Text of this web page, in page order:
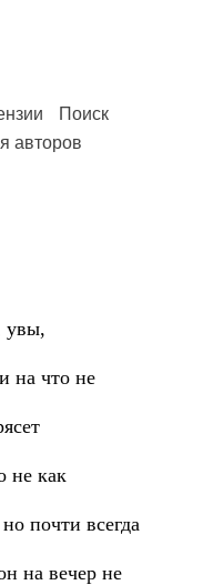
Поиск
авторов
увы,
на что не
не как
почти всегда
на вечер не